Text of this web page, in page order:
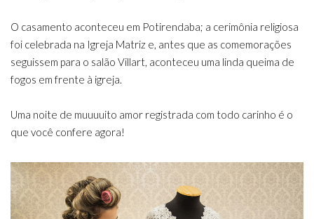
O casamento aconteceu em Potirendaba; a cerimônia religiosa
foi celebrada na Igreja Matriz e, antes que as comemorações
seguissem para o salão Villart, aconteceu uma linda queima de
fogos em frente à igreja.
Uma noite de muuuuito amor registrada com todo carinho é o
que você confere agora!